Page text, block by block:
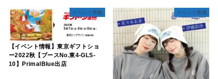
イベント情報
【イベント情報】東京ギフトショ
ー2022秋【ブースNo.東4-GLS-
10】PrimalBlue出店
イベント情報